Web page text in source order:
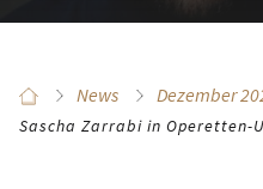
News Dezember
Sascha Zarrabi in Operetten-